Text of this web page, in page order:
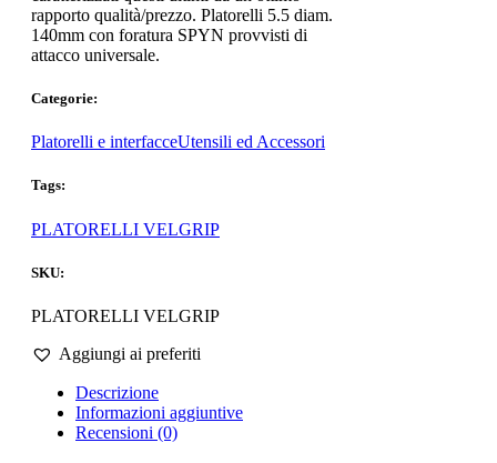
rapporto qualità/prezzo. Platorelli 5.5 diam.
140mm con foratura SPYN provvisti di
attacco universale.
Categorie:
Platorelli e interfacceUtensili ed Accessori
Tags:
PLATORELLI VELGRIP
SKU:
PLATORELLI VELGRIP
Aggiungi ai preferiti
Descrizione
Informazioni aggiuntive
Recensioni (0)